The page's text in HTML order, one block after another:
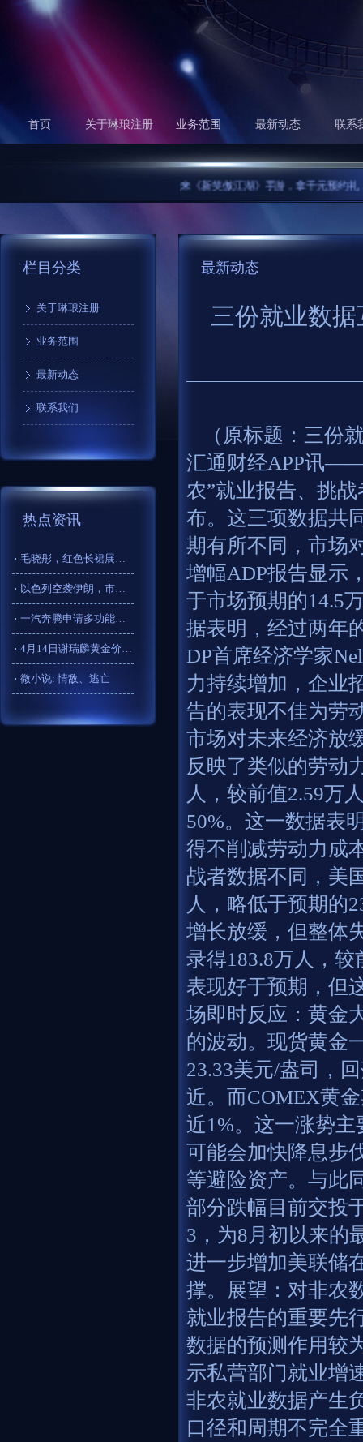
首页 关于琳琅注册 业务范围 最新动态 联系
来《新笑傲江湖》手游，拿千元预约礼，打
栏目分类
关于琳琅注册
业务范围
最新动态
联系我们
热点资讯
毛晓彤，红色长裙展现完美迷人曲线，性感妖娆_裙摆_演艺圈_设
以色列空袭伊朗，市场高度关注“伊朗反击的速度和规模”
一汽奔腾申请多功能摄像头自动标定系统及标定方法专利，有效地提
4月14日谢瑞麟黄金价格990元/克
微小说: 情敌、逃亡
最新动态
三份就业数
（原标题：三份
汇通财经APP讯——
农”就业报告、挑
布。这三项数据共
期有所不同，市场
增幅ADP报告显示
于市场预期的14.5
据表明，经过两年
DP首席经济学家
力持续增加，企业
告的表现不佳为劳
市场对未来经济放
反映了类似的劳动
人，较前值2.59万
50%。这一数据表
得不削减劳动力成
战者数据不同，美
人，略低于预期的
增长放缓，但整体
录得183.8万人，
表现好于预期，但
场即时反应：黄金
的波动。现货黄金
23.33美元/盎司，
近。而COMEX黄
近1%。这一涨势
可能会加快降息步
等避险资产。与此
部分跌幅目前交投
3，为8月初以来的
进一步增加美联储
撑。展望：对非农
就业报告的重要先
数据的预测作用较
示私营部门就业增
非农就业数据产生
口径和周期不完全